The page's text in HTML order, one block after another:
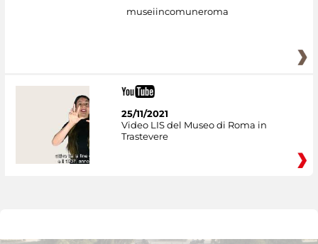
museiincomuneroma
25/11/2021
Video LIS del Museo di Roma in
Trastevere